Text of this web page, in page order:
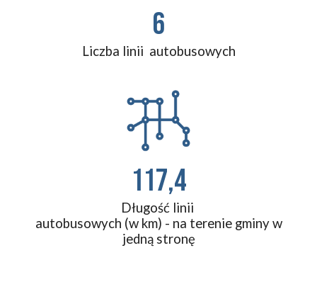
6
Liczba linii autobusowych
117,4
Długość linii
autobusowych (w km) - na terenie gminy w
jedną stronę